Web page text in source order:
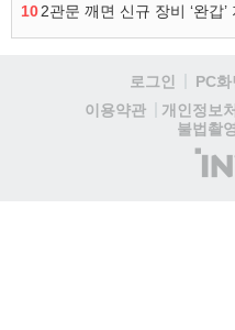
102관문 깨면 신규 장비 ‘완갑
로그인 PC화
이용약관
개인정보
불법촬